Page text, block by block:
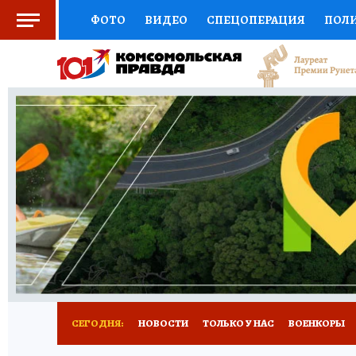
ФОТО ВИДЕО СПЕЦОПЕРАЦИЯ
СОЦПОДДЕРЖКА НАУКА СПОРТ
ВЫБОР ЭКСПЕРТОВ ДОКТОР
КНИЖНАЯ ПОЛКА ПРОГНОЗЫ НА СПОРТ
ПРЕСС-ЦЕНТР НЕДВИЖИМОСТЬ
РАДИО КП РЕКЛАМА ОБЪЯВЛЕНИЯ
СЕГОДНЯ: НОВОСТИ ТОЛЬКО У НАС ВОЕНКОРЫ